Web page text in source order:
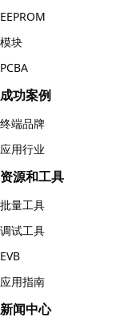
EEPROM
模块
PCBA
成功案例
终端品牌
应用行业
资源和工具
批量工具
调试工具
EVB
应用指南
新闻中心